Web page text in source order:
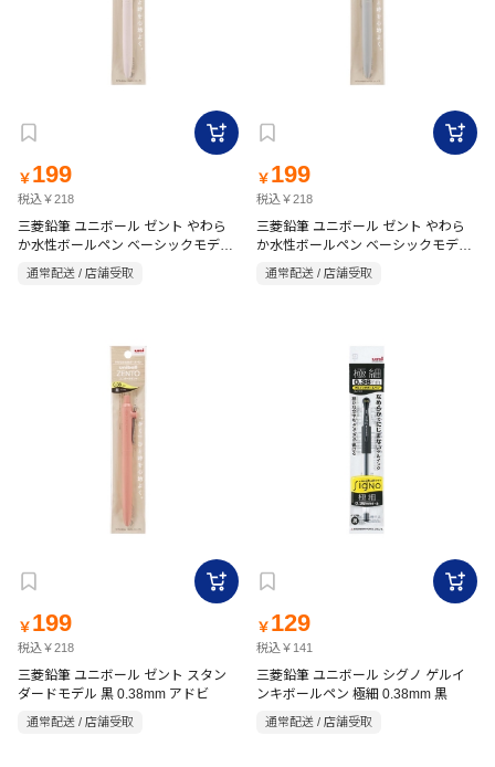
￥ 199
税込￥218
三菱鉛筆 ユニボール ゼント やわら
か水性ボールペン ベーシックモデル
赤 0.5mm レッド
通常配送 / 店舗受取
￥ 199
税込￥218
三菱鉛筆 ユニボール ゼント やわら
か水性ボールペン ベーシックモデル
黒 0.5mm ブラック
通常配送 / 店舗受取
￥ 199
税込￥218
三菱鉛筆 ユニボール ゼント スタン
ダードモデル 黒 0.38mm アドビ
通常配送 / 店舗受取
￥ 129
税込￥141
三菱鉛筆 ユニボール シグノ ゲルイ
ンキボールペン 極細 0.38mm 黒
通常配送 / 店舗受取